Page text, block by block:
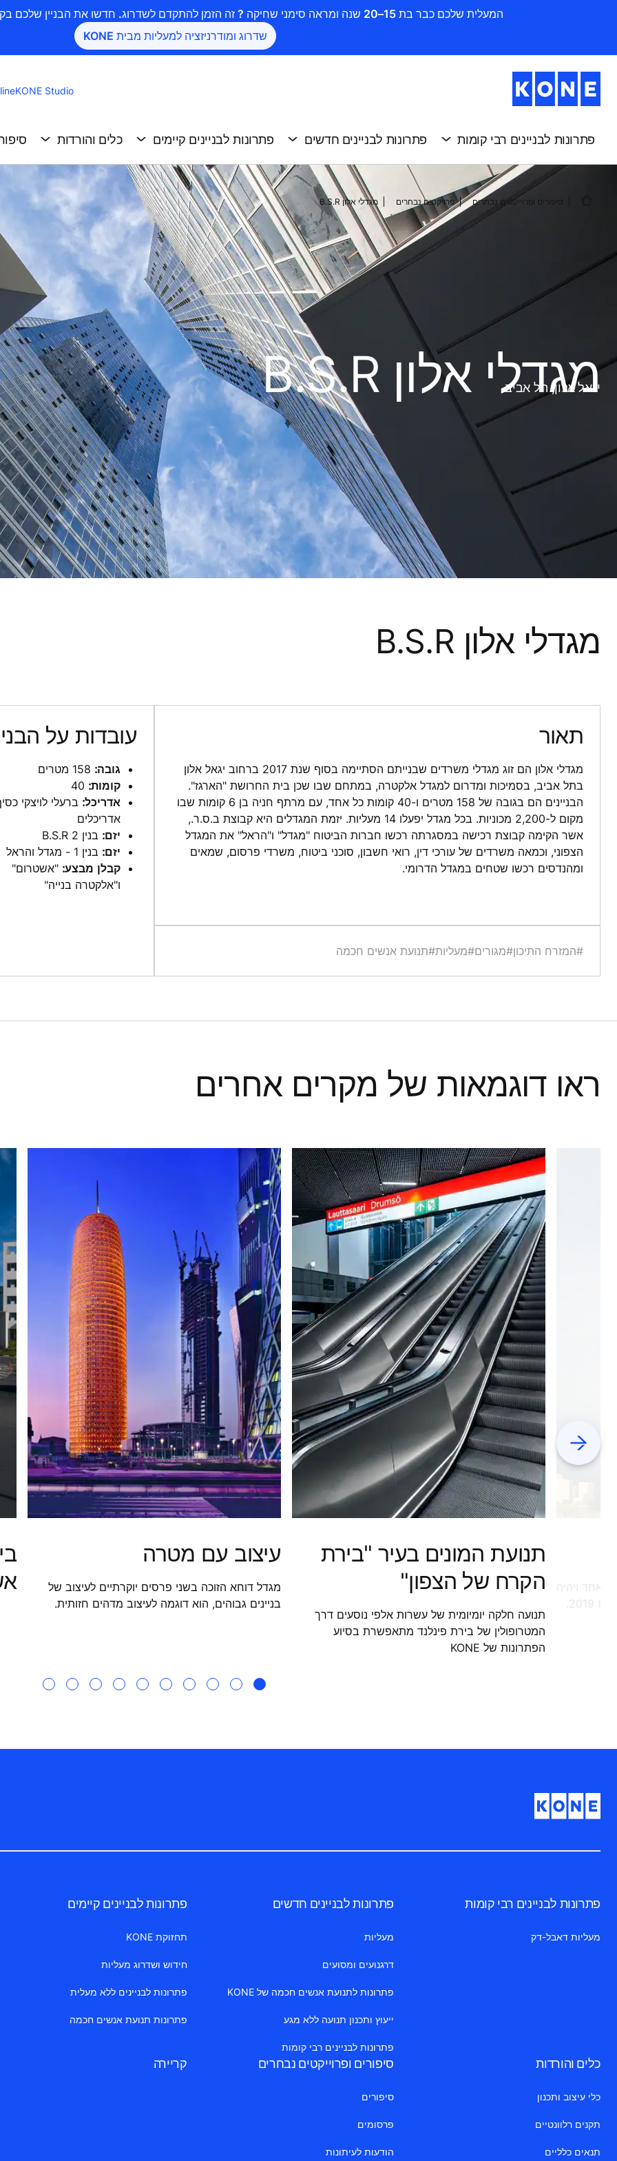
המעלית שלכם כבר בת 15–20 שנה ומראה סימני שחיקה ? זה הזמן להתקדם לשדרוג. חדשו את הבניין שלכם בקלות, במהירות וביעילות עם KONE
שדרוג ומודרניזציה למעליות מבית KONE
KONE Studio
פתרונות לבניינים רבי קומות פתרונות לבניינים חדשים פתרונות לבניינים קיימים כלים והורדות
סיפורים ופרוייקטים נבחרים פרויקטים נבחרים מגדלי אלון B.S.R
מגדלי אלון B.S.R
יגאל אלון, תל אביב
מגדלי אלון B.S.R
תאור
מגדלי אלון הם זוג מגדלי משרדים שבנייתם הסתיימה בסוף שנת 2017 ברחוב יגאל אלון
בתל אביב, בסמיכות ומדרום למגדל אלקטרה, במתחם שבו שכן בית החרושת "הארגז".
הבניינים הם בגובה של 158 מטרים ו-40 קומות כל אחד, עם מרתף חניה בן 6 קומות שבו
מקום ל-2,200 מכוניות. בכל מגדל יפעלו 14 מעליות. יזמת המגדלים היא קבוצת ב.ס.ר.,
אשר הקימה קבוצת רכישה במסגרתה רכשו חברות הביטוח "מגדל" ו"הראל" את המגדל
הצפוני, וכמאה משרדים של עורכי דין, רואי חשבון, סוכני ביטוח, משרדי פרסום, שמאים
ומהנדסים רכשו שטחים במגדל הדרומי.
#המזרח התיכון#מגורים#מעליות#תנועת אנשים חכמה
עובדות על
גובה:
קומות:
אדריכל: ברעלי לויצקי
אדריכלים
יזם: בנין 2 B.S.R
יזם: בנין 1 - מגדל והראל
קבלן מבצע: "אשטרום"
ו"אלקטרה בנייה"
ראו דוגמאות של מקרים אחרים
Previous
אחד ויהיה
תנועת המונים בעיר "בירת
הקרח של הצפון"
תנועה חלקה יומיומית של עשרות אלפי נוסעים דרך
המטרופולין של בירת פינלנד מתאפשרת בסיוע
הפתרונות של KONE
עיצוב עם מטרה
מגדל דוחא הזוכה בשני פרסים יוקרתיים לעיצוב של
בניינים גבוהים, הוא דוגמה לעיצוב מדהים חזותית.
פתרונות לבניינים רבי קומות
מעליות דאבל-דק
פתרונות לבניינים חדשים
מעליות
דרגנועים ומסועים
פתרונות לתנועת אנשים חכמה של KONE
ייעוץ ותכנון תנועה ללא מגע
פתרונות לבניינים רבי קומות
פתרונות לבניינים קיימים
תחזוקת KONE
חידוש ושדרוג מעליות
פתרונות לבניינים ללא מעלית
פתרונות תנועת אנשים חכמה
כלים והורדות
כלי עיצוב ותכנון
תקנים רלוונטיים
תנאים כלליים
סיפורים ופרוייקטים נבחרים
סיפורים
פרסומים
הודעות לעיתונות
קריירה